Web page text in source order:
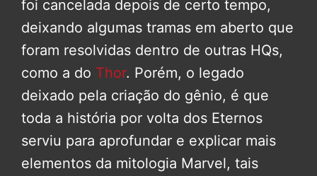
foi cancelada depois de certo tempo,
deixando algumas tramas em aberto que
foram resolvidas dentro de outras HQs,
como a do Thor. Porém, o legado
deixado pela criação do gênio, é que
toda a história por volta dos Eternos
serviu para aprofundar e explicar mais
elementos da mitologia Marvel, tais